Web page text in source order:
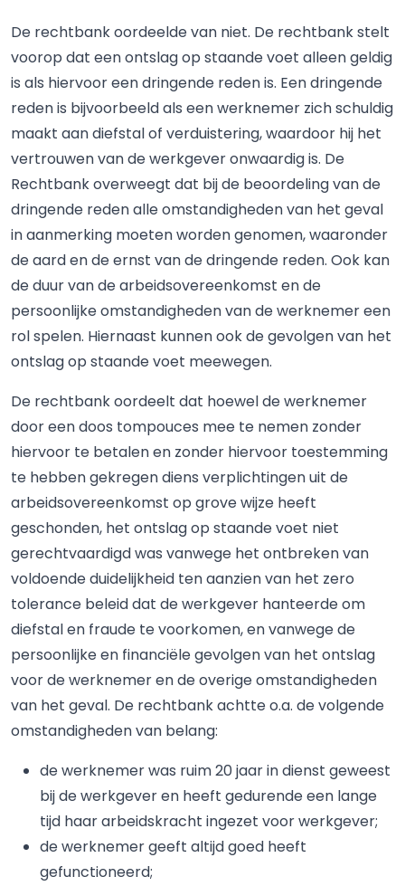
De rechtbank oordeelde van niet. De rechtbank stelt
voorop dat een ontslag op staande voet alleen geldig
is als hiervoor een dringende reden is. Een dringende
reden is bijvoorbeeld als een werknemer zich schuldig
maakt aan diefstal of verduistering, waardoor hij het
vertrouwen van de werkgever onwaardig is. De
Rechtbank overweegt dat bij de beoordeling van de
dringende reden alle omstandigheden van het geval
in aanmerking moeten worden genomen, waaronder
de aard en de ernst van de dringende reden. Ook kan
de duur van de arbeidsovereenkomst en de
persoonlijke omstandigheden van de werknemer een
rol spelen. Hiernaast kunnen ook de gevolgen van het
ontslag op staande voet meewegen.
De rechtbank oordeelt dat hoewel de werknemer
door een doos tompouces mee te nemen zonder
hiervoor te betalen en zonder hiervoor toestemming
te hebben gekregen diens verplichtingen uit de
arbeidsovereenkomst op grove wijze heeft
geschonden, het ontslag op staande voet niet
gerechtvaardigd was vanwege het ontbreken van
voldoende duidelijkheid ten aanzien van het zero
tolerance beleid dat de werkgever hanteerde om
diefstal en fraude te voorkomen, en vanwege de
persoonlijke en financiële gevolgen van het ontslag
voor de werknemer en de overige omstandigheden
van het geval. De rechtbank achtte o.a. de volgende
omstandigheden van belang:
de werknemer was ruim 20 jaar in dienst geweest
bij de werkgever en heeft gedurende een lange
tijd haar arbeidskracht ingezet voor werkgever;
de werknemer geeft altijd goed heeft
gefunctioneerd;